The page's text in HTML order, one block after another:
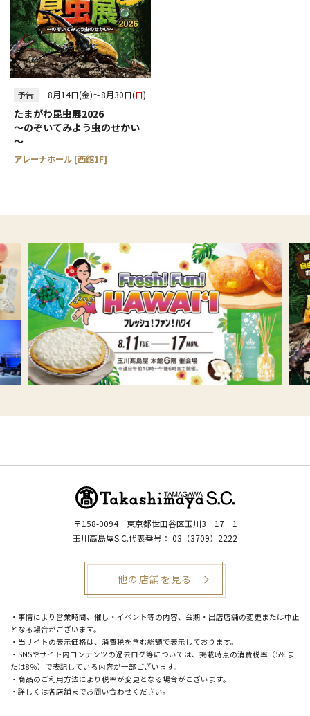
予告 8月14日(金)～8月30日(日)
たまがわ昆虫展2026
～のぞいてみよう虫のせかい
～
アレーナホール [西館1F]
〒158-0094 東京都世田谷区玉川3－17－1
玉川高島屋S.C.代表番号： 03（3709）2222
他の店舗を見る
・事情により営業時間、催し・イベント等の内容、会期・出店店舗の変更または中止
となる場合がございます。
・当サイトの表示価格は、消費税を含む総額で表示しております。
・SNSやサイト内コンテンツの過去ログ等については、掲載時点の消費税率（5％ま
たは8％）で表記している内容が一部ございます。
・商品のご利用方法により税率が変更となる場合がございます。
・詳しくは各店舗までお問い合わせください。